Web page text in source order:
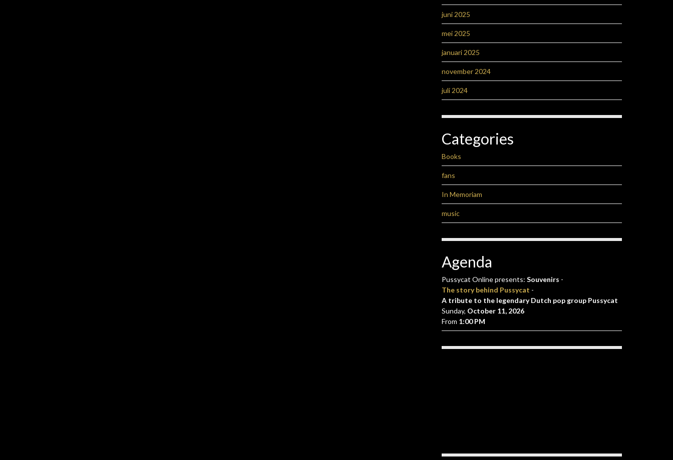
juni 2025
mei 2025
januari 2025
november 2024
juli 2024
Categories
Books
fans
In Memoriam
music
Agenda
Pussycat Online presents: Souvenirs -
The story behind Pussycat -
A tribute to the legendary Dutch pop group Pussycat
Sunday, October 11, 2026
From 1:00 PM